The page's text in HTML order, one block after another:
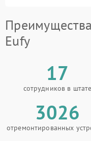
Eufy
17
сотрудников в штате
3026
отремонтированных